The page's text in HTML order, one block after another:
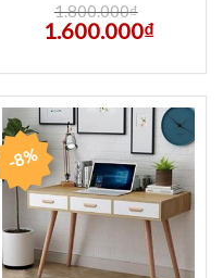
1.800.000₫
1.600.000₫
-8%